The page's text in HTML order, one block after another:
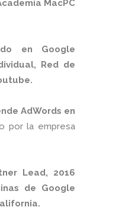
MacPC
en Google
Red de
AdWords en
por la empresa
Lead, 2016
de Google